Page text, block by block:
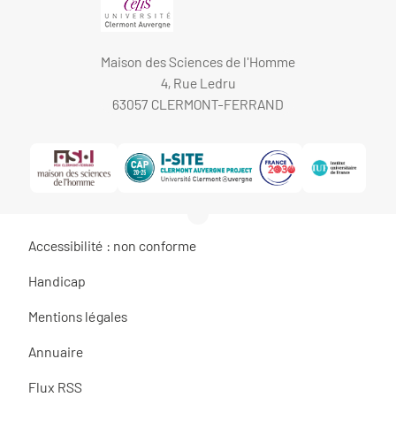
Maison des Sciences de l'Homme
4, Rue Ledru
63057 CLERMONT-FERRAND
Accessibilité : non conforme
Handicap
Mentions légales
Annuaire
Flux RSS